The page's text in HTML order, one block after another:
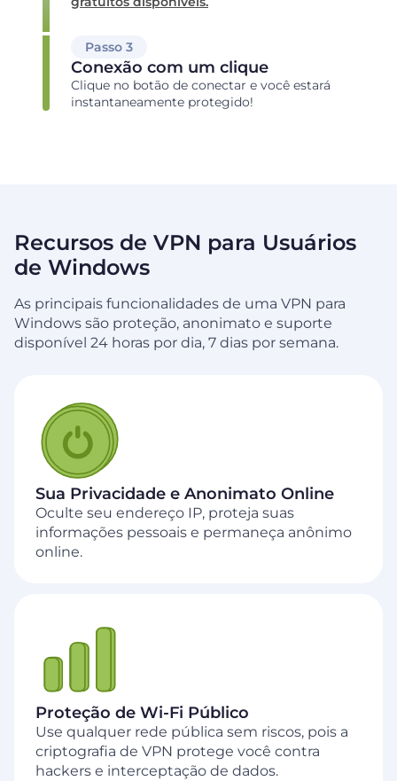
Passo 3
Conexão com um clique
Clique no botão de conectar e você estará
instantaneamente protegido!
Recursos de VPN para Usuários
de Windows
As principais funcionalidades de uma VPN para
Windows são proteção, anonimato e suporte
disponível 24 horas por dia, 7 dias por semana.
Sua Privacidade e Anonimato Online
Oculte seu endereço IP, proteja suas
informações pessoais e permaneça anônimo
online.
Proteção de Wi‑Fi Público
Use qualquer rede pública sem riscos, pois a
criptografia de VPN protege você contra
hackers e interceptação de dados.